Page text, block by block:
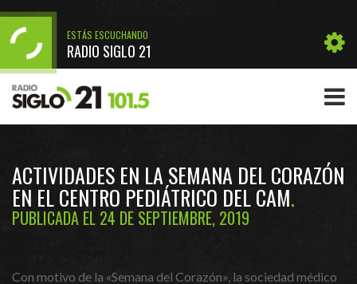
ESTÁS ESCUCHANDO
RADIO SIGLO 21
ACTIVIDADES EN LA SEMANA DEL CORAZÓN
EN EL CENTRO PEDIÁTRICO DEL CAM
PUBLICADA EL 24 DE SEPTIEMBRE, 2019
Con motivo de la «Semana del Corazón», la sociedad médico